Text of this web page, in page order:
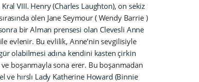
VIII. Henry (Charles Laughton), on sekiz
ölen Jane Seymour ( Wendy Barrie )
bir Alman prensesi olan Clevesli Anne
evlenir. Bu evlilik, Anne’nin sevgilisiyle
olabilmesi adına kendini kasten çirkin
boşanmayla sona erer. Bu boşanmadan
ve hırslı Lady Katherine Howard (Binnie